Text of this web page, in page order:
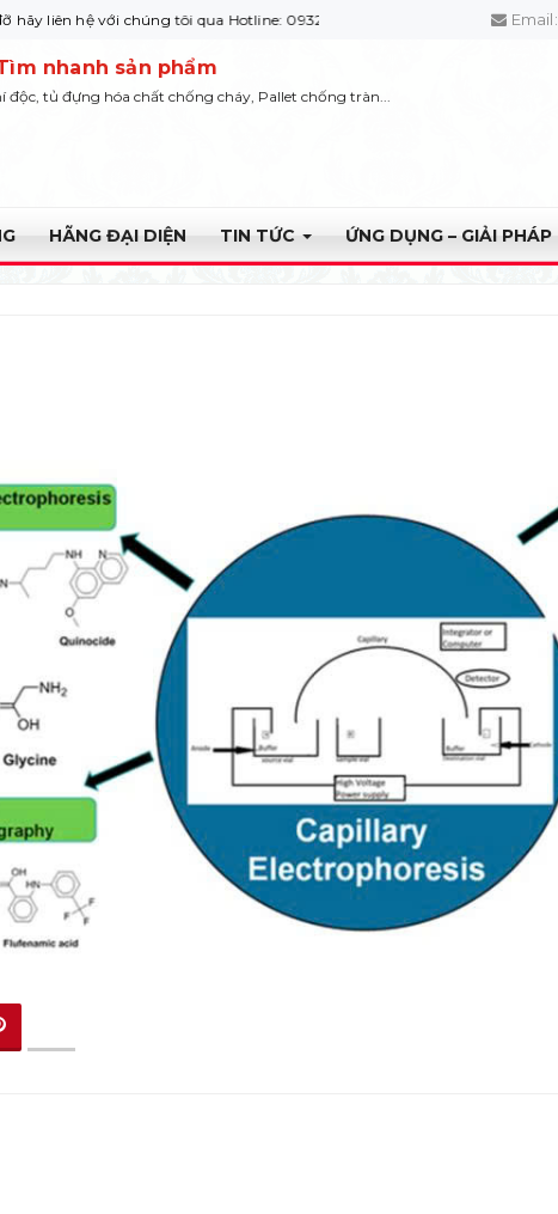
hệ với chúng tôi qua Hotline: 0932 664422 Email:
nhanh sản phẩm
độc, tủ đựng hóa chất chống cháy, Pallet chống tràn...
HÃNG ĐẠI DIỆN TIN TỨC ỨNG DỤNG – GIẢI PHÁP